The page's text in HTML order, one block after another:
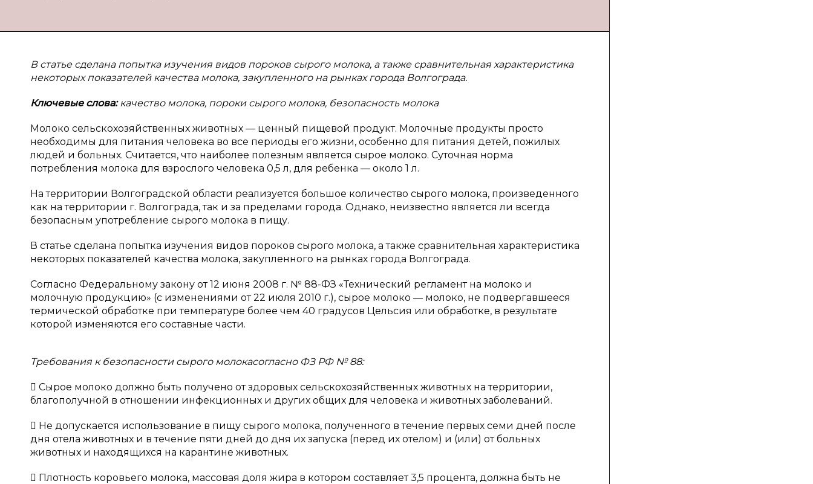
В статье сделана попытка изучения видов пороков сырого молока, а также сравнительная характеристика
некоторых показателей качества молока, закупленного на рынках города Волгограда.
Ключевые слова:качество молока, пороки сырого молока, безопасность молока
Молоко сельскохозяйственных животных — ценный пищевой продукт. Молочные продукты просто
необходимы для питания человека во все периоды его жизни, особенно для питания детей, пожилых
людей и больных. Считается, что наиболее полезным является сырое молоко. Суточная норма
потребления молока для взрослого человека 0,5 л, для ребенка — около 1 л.
На территории Волгоградской области реализуется большое количество сырого молока, произведенного
как на территории г. Волгограда, так и за пределами города. Однако, неизвестно является ли всегда
безопасным употребление сырого молока в пищу.
В статье сделана попытка изучения видов пороков сырого молока, а также сравнительная характеристика
некоторых показателей качества молока, закупленного на рынках города Волгограда.
Согласно Федеральному закону от 12 июня 2008 г. № 88-ФЗ «Технический регламент на молоко и
молочную продукцию» (с изменениями от 22 июля 2010 г.), сырое молоко — молоко, не подвергавшееся
термической обработке при температуре более чем 40 градусов Цельсия или обработке, в результате
которой изменяются его составные части.
Требования к безопасности сырого молокасогласно ФЗ РФ № 88:
 Сырое молоко должно быть получено от здоровых сельскохозяйственных животных на территории,
благополучной в отношении инфекционных и других общих для человека и животных заболеваний.
 Не допускается использование в пищу сырого молока, полученного в течение первых семи дней после
дня отела животных и в течение пяти дней до дня их запуска (перед их отелом) и (или) от больных
животных и находящихся на карантине животных.
 Плотность коровьего молока, массовая доля жира в котором составляет 3,5 процента, должна быть не